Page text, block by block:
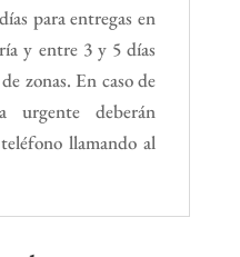
para entregas en
y entre 3 y 5 días
zonas. En caso de
urgente deberán
llamando al